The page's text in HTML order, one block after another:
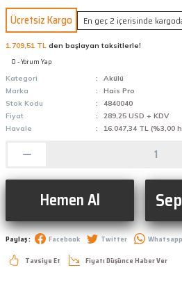
Ücretsiz Kargo En geç 2 içerisinde
1.709,51 TL den başlayan taksitlerle!
0 - Yorum Yap
Kategori
Akülü
Marka
Hais Pro
Stok Kodu
4840040
Fiyat
289,25 USD + KDV
Havale
16.047,34 TL (%3,00
Hemen Al
Paylaş : Facebook Twitter
Whatsapp
Tavsiye Et
Fiyatı Düşünce Haber Ver